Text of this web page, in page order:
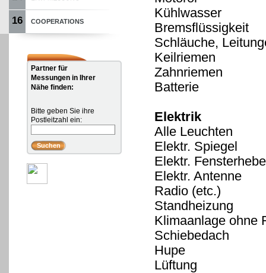
16 COOPERATIONS
Partner für
Messungen in Ihrer
Nähe finden:
Bitte geben Sie ihre
Postleitzahl ein:
Kühlwasser
Bremsflüssigkeit
Schläuche,
Keilriemen
Zahnriemen
Batterie
Elektrik
Alle Leuchten
Elektr. Spiegel
Elektr.
Elektr. Antenne
Radio (etc.)
Standheizung
Klimaanlage ohne
Schiebedach
Hupe
Lüftung